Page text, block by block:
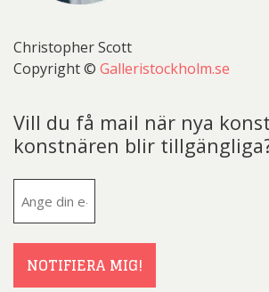
Christopher Scott
Copyright © Galleristockholm.se
Vill du få mail när nya
konstnären blir
NOTIFIERA MIG!